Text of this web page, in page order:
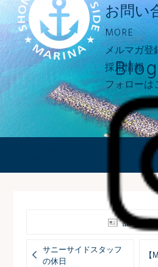
お問い
MORE
メルマガ登
採用情報
フォローは
Blog
記事一
サニーサイドスタッフ
の休日